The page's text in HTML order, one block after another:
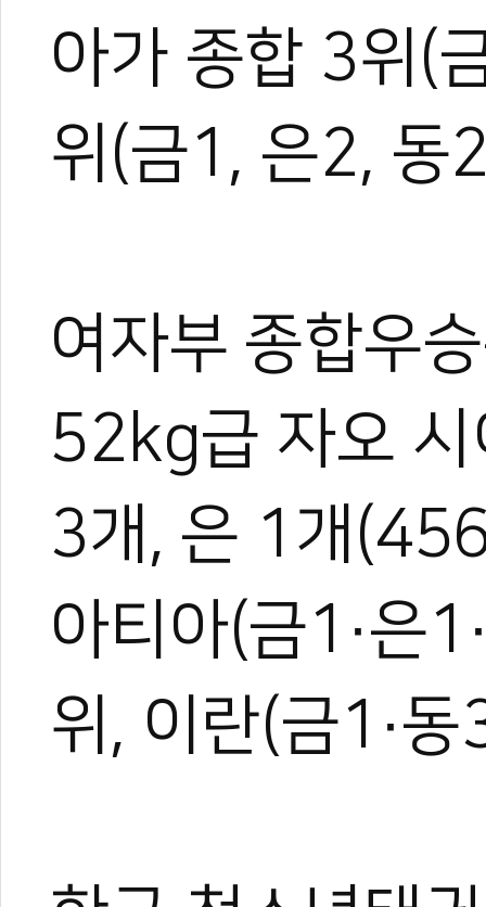
아가 종합 3위(
위(금1, 은2, 동
여자부 종합우
52kg급 자오 시
3개, 은 1개
아티아(금1·은
위, 이란(금1·